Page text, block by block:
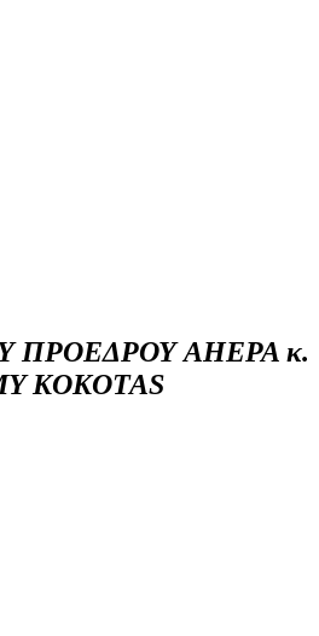
ΠΡΟΕΔΡΟΥ AHEPA κ.
KOKOTAS